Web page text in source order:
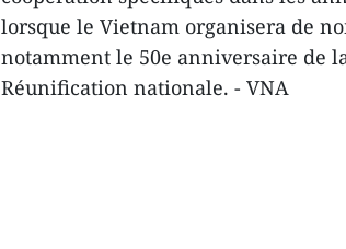
lorsque le Vietnam organisera de
notamment le 50e anniversaire de
Réunification nationale. - VNA